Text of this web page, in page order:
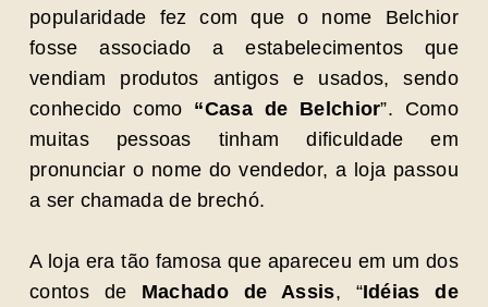
popularidade fez com que o nome Belchior
fosse associado a estabelecimentos que
vendiam produtos antigos e usados, sendo
conhecido como “Casa de Belchior”. Como
muitas pessoas tinham dificuldade em
pronunciar o nome do vendedor, a loja passou
a ser chamada de brechó.
A loja era tão famosa que apareceu em um dos
contos de Machado de Assis, “Idéias de